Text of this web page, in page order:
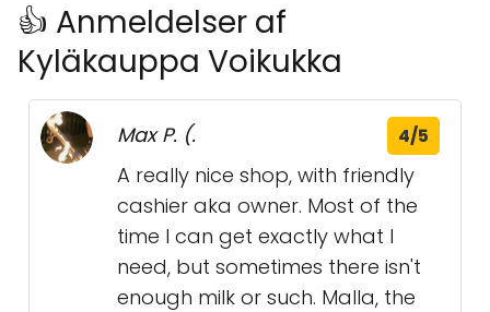
👍 Anmeldelser af
Kyläkauppa Voikukka
Max P. (. 4/5
A really nice shop, with friendly
cashier aka owner. Most of the
time I can get exactly what I
need, but sometimes there isn't
enough milk or such. Malla, the